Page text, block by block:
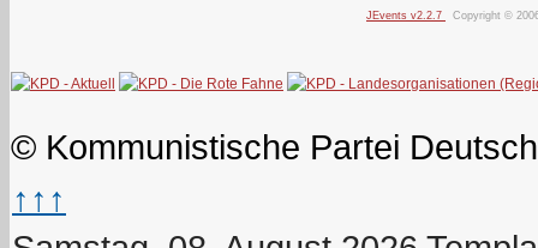
JEvents v2.2.7 Copyright ©
© Kommunistische Partei
↑↑↑